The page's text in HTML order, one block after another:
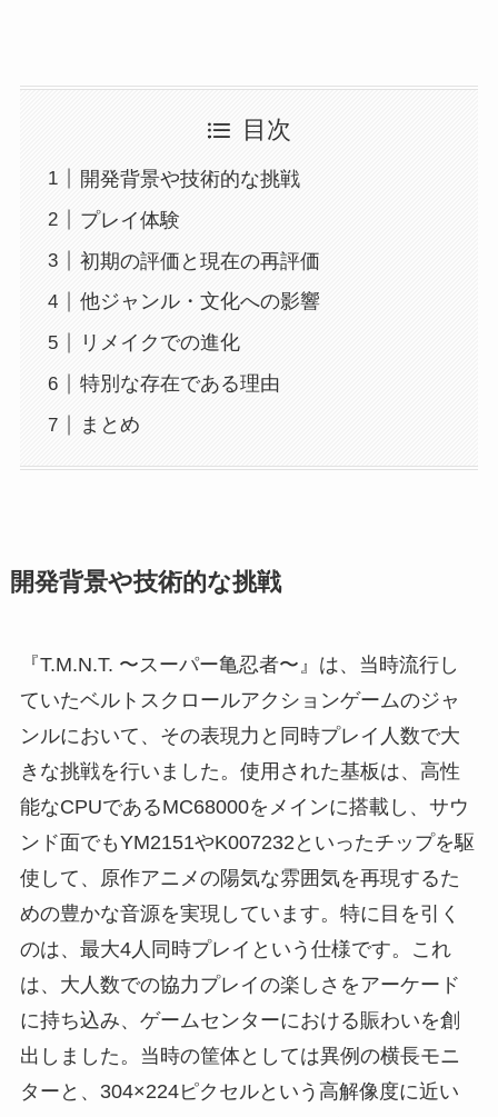
目次
開発背景や技術的な挑戦
プレイ体験
初期の評価と現在の再評価
他ジャンル・文化への影響
リメイクでの進化
特別な存在である理由
まとめ
開発背景や技術的な挑戦
『T.M.N.T. 〜スーパー亀忍者〜』は、当時流行し
ていたベルトスクロールアクションゲームのジャ
ンルにおいて、その表現力と同時プレイ人数で大
きな挑戦を行いました。使用された基板は、高性
能なCPUであるMC68000をメインに搭載し、サウ
ンド面でもYM2151やK007232といったチップを駆
使して、原作アニメの陽気な雰囲気を再現するた
めの豊かな音源を実現しています。特に目を引く
のは、最大4人同時プレイという仕様です。これ
は、大人数での協力プレイの楽しさをアーケード
に持ち込み、ゲームセンターにおける賑わいを創
出しました。当時の筐体としては異例の横長モニ
ターと、304×224ピクセルという高解像度に近い